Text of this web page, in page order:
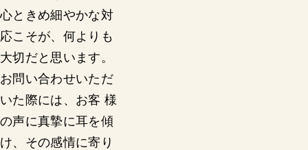
心ときめ細やかな対
応こそが、何よりも
大切だと思います。
お問い合わせいただ
いた際には、お客 様
の声に真摯に耳を傾
け、その感情に寄り